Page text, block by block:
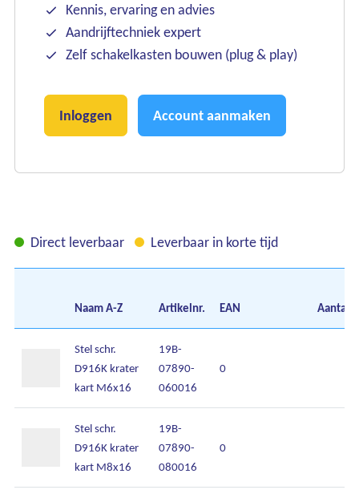
Kennis, ervaring en advies
Aandrijftechniek expert
Zelf schakelkasten bouwen (plug & play)
Inloggen Account aanmaken
Direct leverbaar Leverbaar in korte tijd
NaamA-Z Artikelnr. EAN Aantal
Stel schr.
D916K krater
kart M6x16
19B-
07890-
060016
0
Stel schr.
D916K krater
kart M8x16
19B-
07890-
080016
0